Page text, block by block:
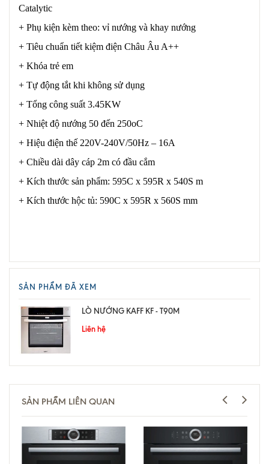
Catalytic
+ Phụ kiện kèm theo: vỉ nướng và khay nướng
+ Tiêu chuẩn tiết kiệm điện Châu Âu A++
+ Khóa trẻ em
+ Tự động tắt khi không sử dụng
+ Tổng công suất 3.45KW
+ Nhiệt độ nướng 50 đến 250oC
+ Hiệu điện thế 220V-240V/50Hz – 16A
+ Chiều dài dây cáp 2m có đầu cắm
+ Kích thước sản phẩm: 595C x 595R x 540S m
+ Kích thước hộc tủ: 590C x 595R x 560S mm
SẢN PHẨM ĐÃ XEM
LÒ NƯỚNG KAFF KF - T90M
Liên hệ
SẢN PHẨM LIÊN QUAN